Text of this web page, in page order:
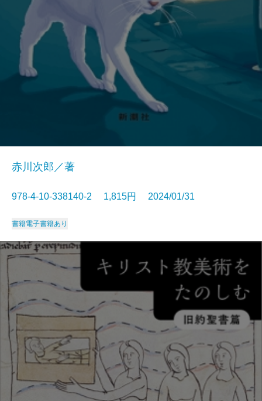
赤川次郎／著
978-4-10-338140-2 1,815円 2024/01/31
書籍電子書籍あり